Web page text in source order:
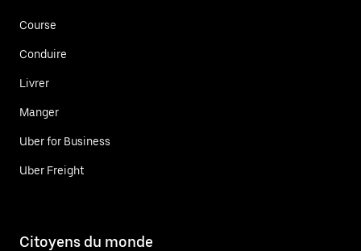
Course
Conduire
Livrer
Manger
Uber for Business
Uber Freight
Citoyens du monde